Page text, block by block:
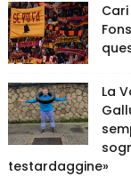
La
testardaggine»